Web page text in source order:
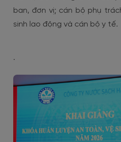
ban, đơn vị; cán bộ phụ
sinh lao động và cán bộ y tế.
.